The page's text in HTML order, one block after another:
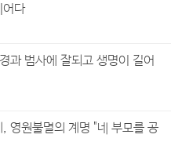
어다
과 범사에 잘되고 생명이 길어
영원불멸의 계명 "네 부모를 공